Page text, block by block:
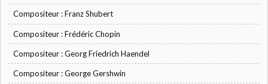
Compositeur : Franz Shubert
Compositeur : Frédéric Chopin
Compositeur : Georg Friedrich Haendel
Compositeur : George Gershwin